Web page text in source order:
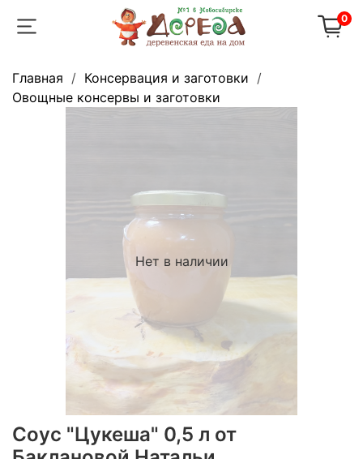
0
Главная
Консервация и заготовки
Овощные консервы и заготовки
Нет в наличии
Соус "Цукеша" 0,5 л от